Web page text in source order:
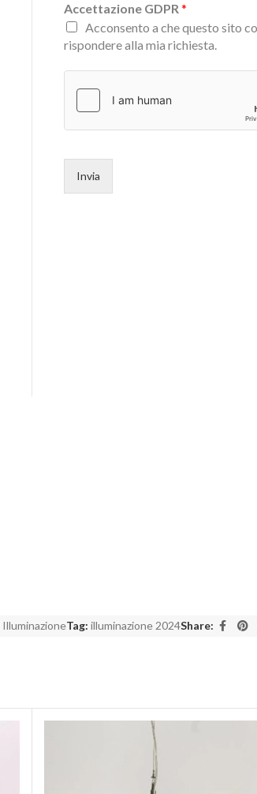
Accettazione GDPR *
Acconsento a che questo sito
rispondere alla mia richiesta.
Invia
IlluminazioneTag: illuminazione 2024Share: